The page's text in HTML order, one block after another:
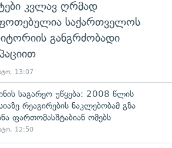
კვლავ ღრმად
საქართველოს
განგრძობადი
13:07
საგარეო უწყება: 2008 წლის
რეაგირების ნაკლებობამ გზა
ფართომასშტაბიან ომებს
12:50